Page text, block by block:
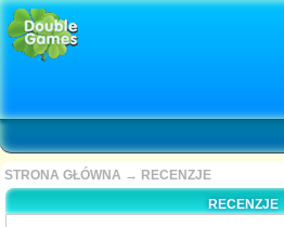
STRONA GŁÓWNA → RECENZJE
RECENZJE